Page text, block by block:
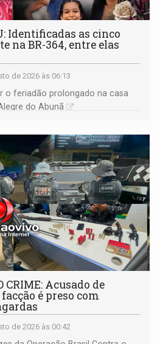
Identificadas as cinco
na BR-364, entre elas
de 2026 às 06:13
o feriadão prolongado na casa
do Abunã
CRIME: Acusado de
é preso com
de 2026 às 00:42